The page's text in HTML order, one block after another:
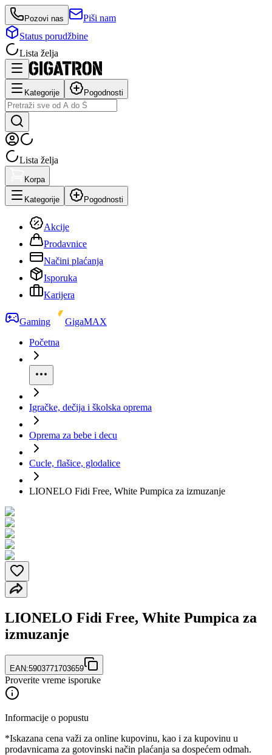
Pozovi nas
Piši nam
Status porudžbine
Lista želja
Kategorije Pogodnosti
Lista želja
Korpa
Kategorije Pogodnosti
Akcije
Prodavnice
Načini plaćanja
Isporuka
Karijera
Gaming
GigaMAX
Početna
Igračke, dečija i školska oprema
Oprema za bebe i decu
Cucle, flašice, glodalice
LIONELO Fidi Free, White Pumpica za izmuzanje
LIONELO Fidi Free, White Pumpica za
izmuzanje
EAN:5903771703659
Proverite vreme isporuke
Informacije o popustu
*Iskazana cena važi za online kupovinu, kao i za kupovinu u
prodavnicama za gotovinski način plaćanja sa dospećem odmah.